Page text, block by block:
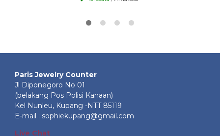
Paris Jewelry Counter
Jl Diponegoro No 01
(belakang Pos Polisi Kanaan)
Kel Nunleu, Kupang -NTT 85119
E-mail : sophiekupang@gmail.com
Live Chat